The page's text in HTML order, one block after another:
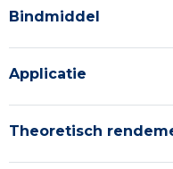
Bindmiddel
Applicatie
Theoretisch